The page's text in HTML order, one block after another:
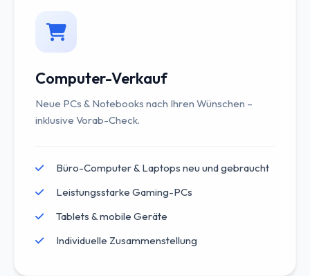
Computer-Verkauf
Neue PCs & Notebooks nach Ihren Wünschen –
inklusive Vorab-Check.
Büro-Computer & Laptops neu und gebraucht
Leistungsstarke Gaming-PCs
Tablets & mobile Geräte
Individuelle Zusammenstellung